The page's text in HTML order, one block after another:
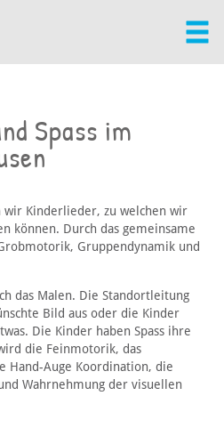
Spass im
wir Kinderlieder, zu welchen wir
können. Durch das gemeinsame
Gruppendynamik und
das Malen. Die Standortleitung
Bild aus oder die Kinder
Die Kinder haben Spass ihre
die Feinmotorik, das
Hand-Auge Koordination, die
Wahrnehmung der visuellen